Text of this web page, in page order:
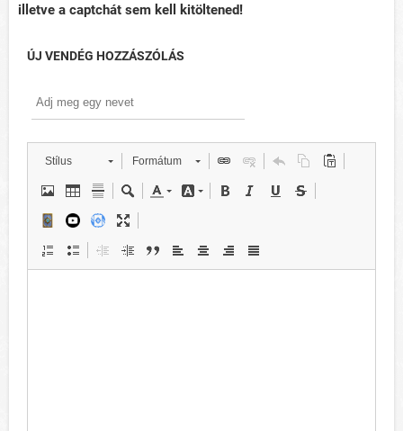
illetve a captchát sem kell kitöltened!
ÚJ VENDÉG HOZZÁSZÓLÁS
Stílus Formátum